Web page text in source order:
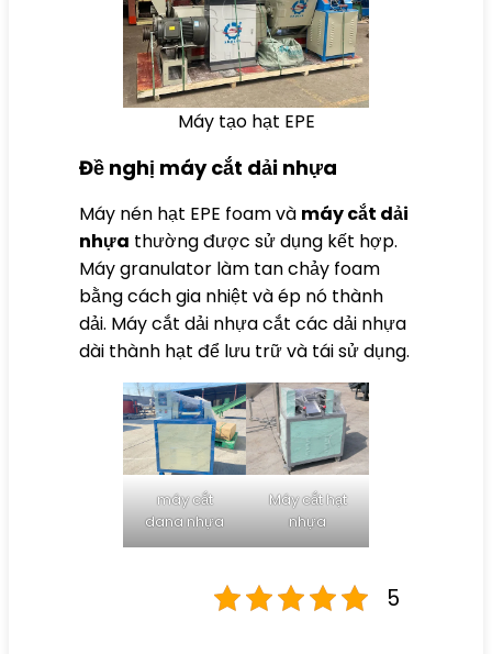
Máy tạo hạt EPE
Đề nghị máy cắt dải nhựa
Máy nén hạt EPE foam và máy cắt dải
nhựa thường được sử dụng kết hợp.
Máy granulator làm tan chảy foam
bằng cách gia nhiệt và ép nó thành
dải. Máy cắt dải nhựa cắt các dải nhựa
dài thành hạt để lưu trữ và tái sử dụng.
máy cắt
dana nhựa
Máy cắt hạt
nhựa
5